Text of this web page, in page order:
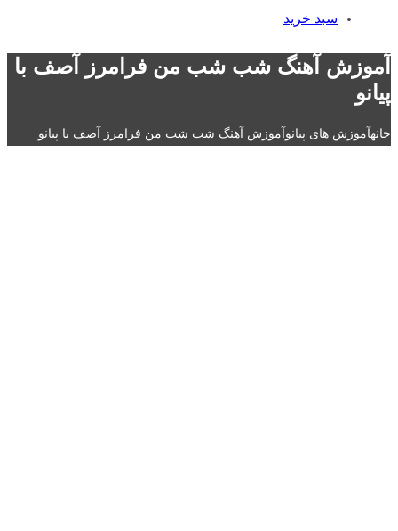
سبد خرید
آموزش آهنگ شب شب من فرامرز آصف با
پیانو
خانهآموزش های پیانوآموزش آهنگ شب شب من فرامرز آصف با پیانو